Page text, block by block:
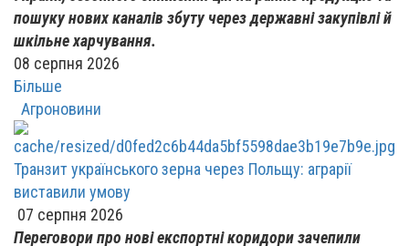
пошуку нових каналів збуту через державні закупівлі й
шкільне харчування.
08 серпня 2026
Більше
Агроновини
Транзит українського зерна через Польщу: аграрії
виставили умову
07 серпня 2026
Переговори про нові експортні коридори зачепили